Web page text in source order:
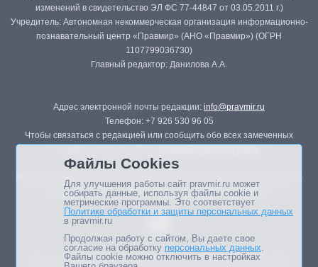
изменений в свидетельство ЭЛ ФС 77-44847 от 03.05.2011 г.)
Учредитель: Автономная некоммерческая организация информационно-
познавательный центр «Правмир» (АНО «Правмир») (ОГРН
1107799036730)
Главный редактор: Данилова А.А.
Адрес электронной почты редакции: info@pravmir.ru
Телефон: +7 926 530 96 05
Чтобы связаться с редакцией или сообщить обо всех замеченных
Републикация материалов сайта в печатных изданиях (книгах, прессе)
возможна только с письменного разрешения редакции.
Мнение авторов статей портала может не совпадать с позицией
Файлы Cookies
Для улучшения работы сайт pravmir.ru может
собирать данные, используя файлы cookie и
метрические программы. Это соответствует
Политике обработки и защиты персональных данных
в pravmir.ru
Продолжая работу с сайтом, Вы даете свое
согласие на обработку персональных данных.
Файлы cookie можно отключить в настройках